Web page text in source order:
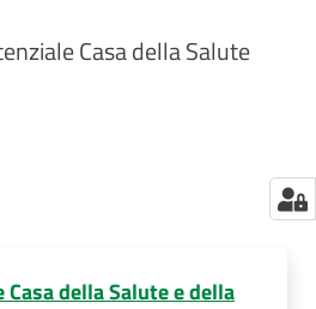
Casa della Salute
della Salute e della